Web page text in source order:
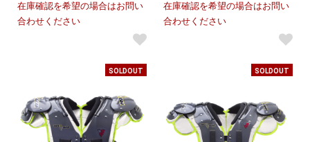
在庫確認を希望の場合はお問い
合わせください
在庫確認を希望の場合はお問い
合わせください
SOLDOUT SOLDOUT